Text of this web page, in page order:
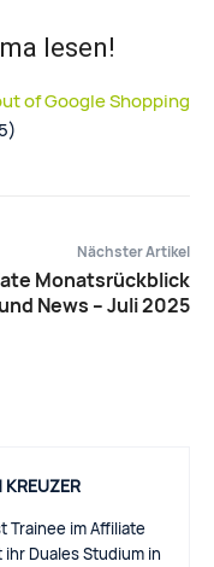
lesen!
of Google Shopping
Nächster Artikel
Monatsrückblick
und News – Juli 2025
KREUZER
Trainee im Affiliate
Duales Studium in